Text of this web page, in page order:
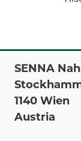
SENNA
1140 Wien
Austria